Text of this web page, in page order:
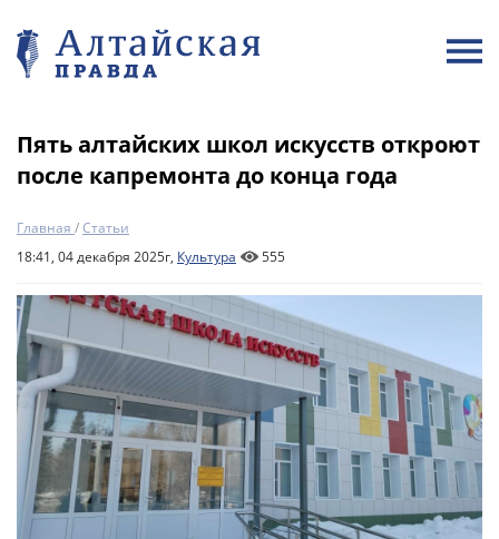
Пять алтайских школ искусств откроют
после капремонта до конца года
Главная /Статьи
18:41, 04 декабря 2025г, Культура 555